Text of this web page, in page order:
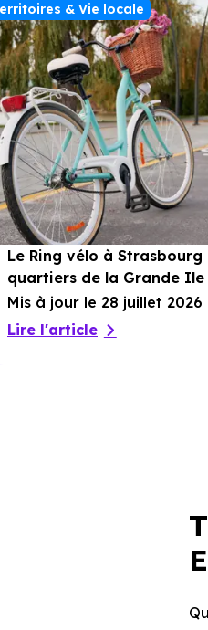
& Vie locale
Le Ring vélo à
quartiers de la Grande Ile
Mis à jour le 28 juillet 2026
Lire l'article